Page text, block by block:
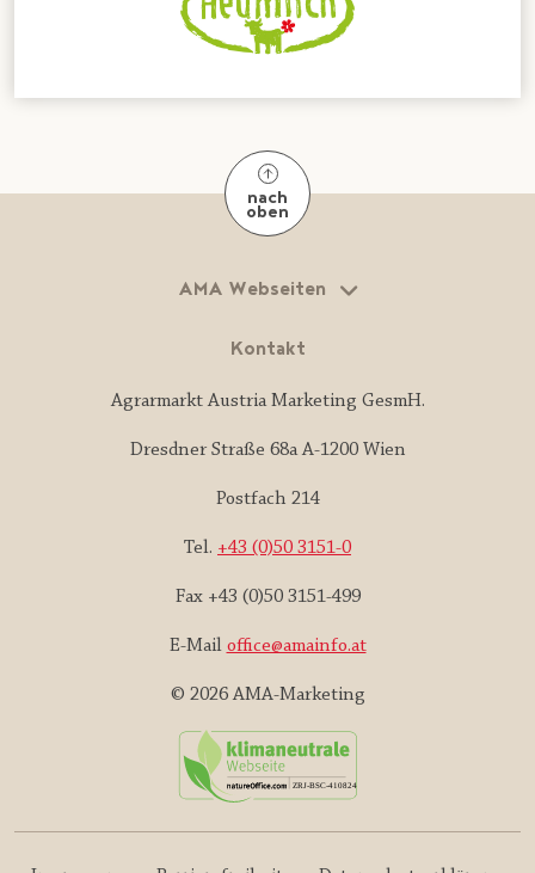
nach
oben
AMA Webseiten
Kontakt
Agrarmarkt Austria Marketing GesmH.
Dresdner Straße 68a A-1200 Wien
Postfach 214
Tel. +43 (0)50 3151-0
Fax +43 (0)50 3151-499
E-Mail office@amainfo.at
© 2026 AMA-Marketing